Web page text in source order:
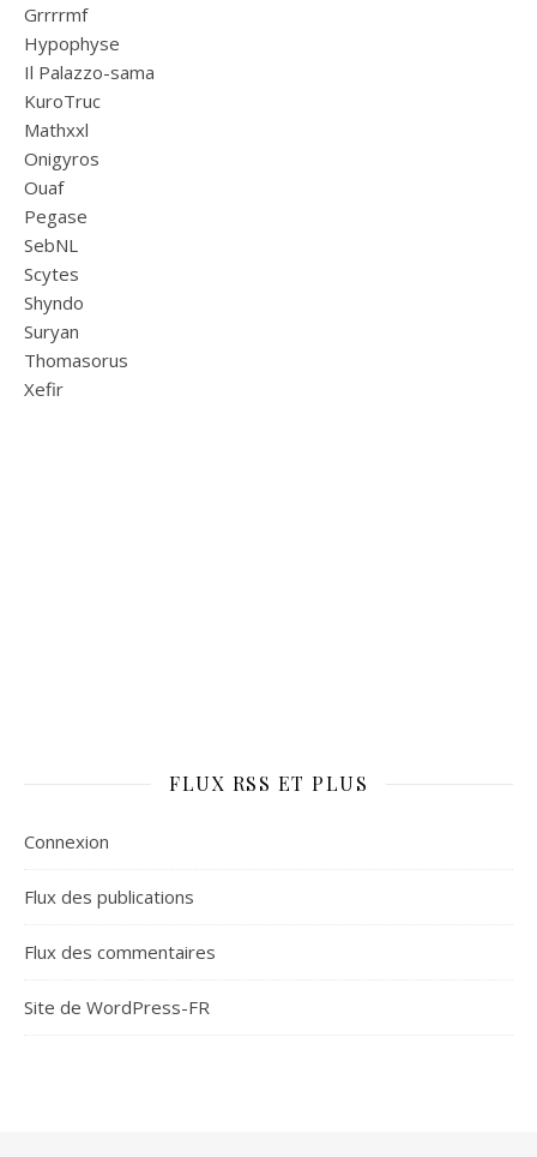
Grrrrmf
Hypophyse
Il Palazzo-sama
KuroTruc
Mathxxl
Onigyros
Ouaf
Pegase
SebNL
Scytes
Shyndo
Suryan
Thomasorus
Xefir
FLUX RSS ET PLUS
Connexion
Flux des publications
Flux des commentaires
Site de WordPress-FR